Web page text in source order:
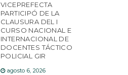
VICEPREFECTA
PARTICIPÓ DE LA
CLAUSURA DEL I
CURSO NACIONAL E
INTERNACIONAL DE
DOCENTES TÁCTICO
POLICIAL GIR
agosto 6, 2026